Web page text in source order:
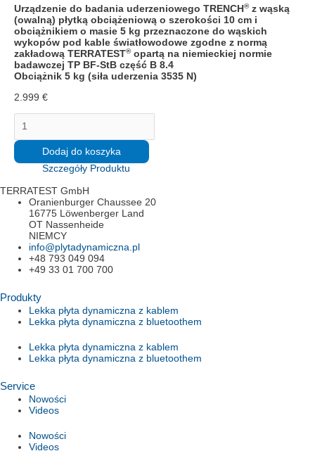
Urządzenie do badania uderzeniowego TRENCH®z wąską
(owalną) płytką obciążeniową o szerokości 10 cm i
obciążnikiem o masie 5 kg przeznaczone do wąskich
wykopów pod kable światłowodowe zgodne z normą
zakładową TERRATEST®opartą na niemieckiej normie
badawczej TP BF-StB część B 8.4
Obciążnik 5 kg (siła uderzenia 3535 N)
2.999 €
ilość
Do
wąskich
rowówTERRATEST
7000
TRENCH®
(Kablem)
Dodaj do koszyka
Szczegóły Produktu
TERRATEST GmbH
Oranienburger Chaussee 20
16775 Löwenberger Land
OT Nassenheide
NIEMCY
info@plytadynamiczna.pl
+48 793 049 094
+49 33 01 700 700
Produkty
Lekka płyta dynamiczna z kablem
Lekka płyta dynamiczna z bluetoothem
Lekka płyta dynamiczna z kablem
Lekka płyta dynamiczna z bluetoothem
Service
Nowości
Videos
Nowości
Videos